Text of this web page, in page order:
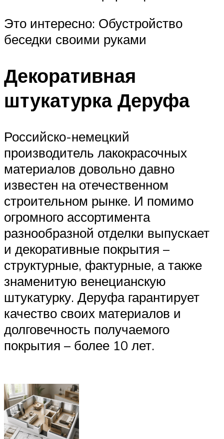
Это интересно: Обустройство
беседки своими руками
Декоративная
штукатурка Деруфа
Российско-немецкий
производитель лакокрасочных
материалов довольно давно
известен на отечественном
строительном рынке. И помимо
огромного ассортимента
разнообразной отделки выпускает
и декоративные покрытия –
структурные, фактурные, а также
знаменитую венецианскую
штукатурку. Деруфа гарантирует
качество своих материалов и
долговечность получаемого
покрытия – более 10 лет.